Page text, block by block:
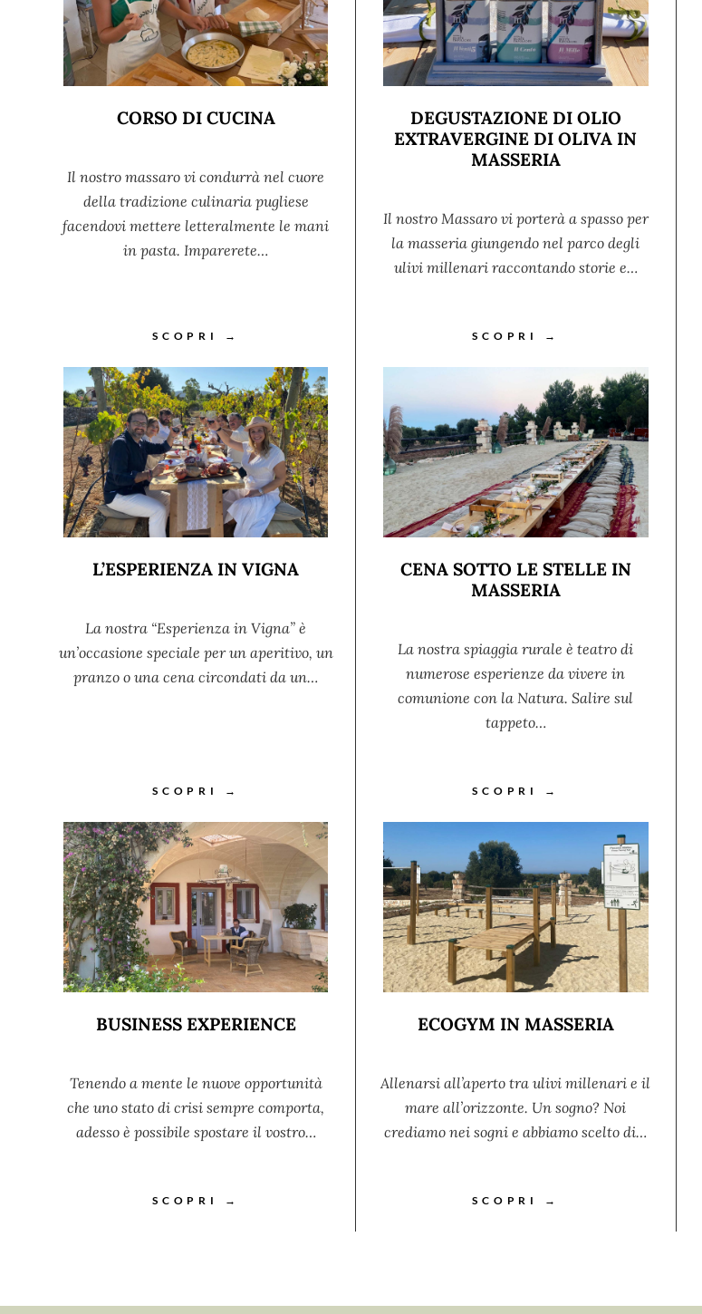
CORSO DI CUCINA
Il nostro massaro vi condurrà nel cuore
della tradizione culinaria pugliese
facendovi mettere letteralmente le mani
in pasta. Imparerete…
SCOPRI →
DEGUSTAZIONE DI OLIO
EXTRAVERGINE DI OLIVA IN
MASSERIA
Il nostro Massaro vi porterà a spasso per
la masseria giungendo nel parco degli
ulivi millenari raccontando storie e…
SCOPRI →
L’ESPERIENZA IN VIGNA
La nostra “Esperienza in Vigna” è
un’occasione speciale per un aperitivo, un
pranzo o una cena circondati da un…
SCOPRI →
CENA SOTTO LE STELLE IN
MASSERIA
La nostra spiaggia rurale è teatro di
numerose esperienze da vivere in
comunione con la Natura. Salire sul
tappeto…
SCOPRI →
BUSINESS EXPERIENCE
Tenendo a mente le nuove opportunità
che uno stato di crisi sempre comporta,
adesso è possibile spostare il vostro…
SCOPRI →
ECOGYM IN MASSERIA
Allenarsi all’aperto tra ulivi millenari e il
mare all’orizzonte. Un sogno? Noi
crediamo nei sogni e abbiamo scelto di…
SCOPRI →